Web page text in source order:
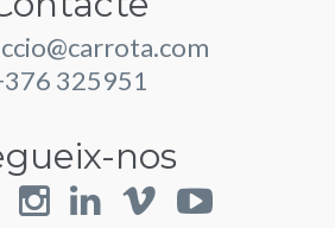
325951
nos